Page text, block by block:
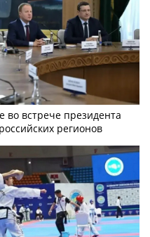
во встрече президента
регионов